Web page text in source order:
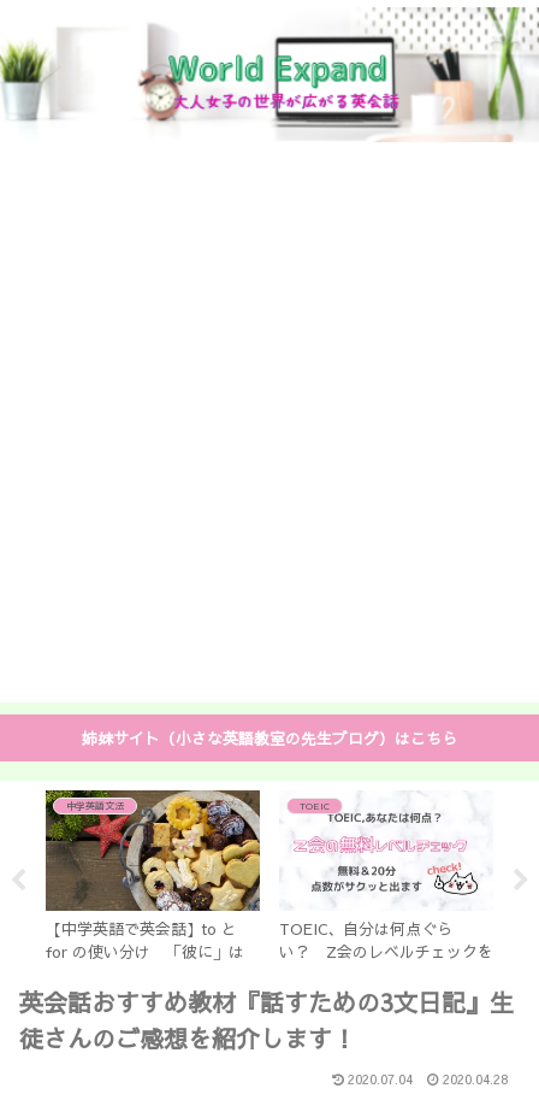
姉妹サイト（小さな英語教室の先生ブログ）はこちら
英語発音
英語発音テストに向けての練
習で発音はマスターできる
英語発音
【英語発音独学】EPTテスト
を受けてみた【失敗談あり】
英会話おすすめ教材『話すための3文日記』生
徒さんのご感想を紹介します！
2020.07.04 2020.04.28